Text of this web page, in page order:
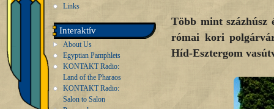
Links
Interaktív
About Us
Egyptian Pamphlets
KONTAKT Radio:
Land of the Pharaos
KONTAKT Radio:
Salon to Salon
Több mint
római kori
Híd-Esztergom